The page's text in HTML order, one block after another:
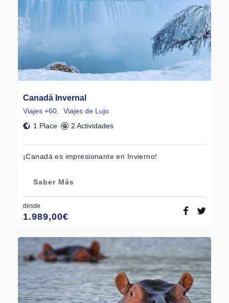
Canadá Invernal
Viajes +60
Viajes de Lujo
1 Place
2 Actividades
¡Canadá es impresionante en Invierno!
Saber Más
desde
1.989,00€